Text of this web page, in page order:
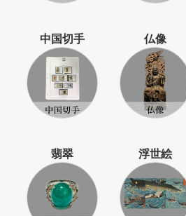
中国切手 仏像
翡翠 浮世絵